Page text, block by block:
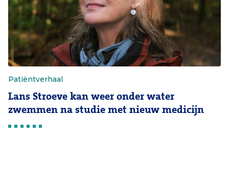
Patiëntverhaal
Lans Stroeve kan weer onder water
zwemmen na studie met nieuw medicijn